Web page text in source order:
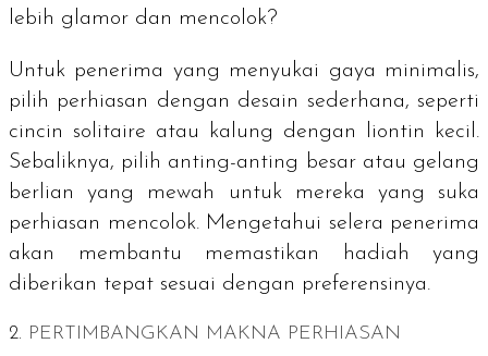
lebih glamor dan mencolok?
Untuk penerima yang menyukai gaya minimalis,
pilih perhiasan dengan desain sederhana, seperti
cincin solitaire atau kalung dengan liontin kecil.
Sebaliknya, pilih anting-anting besar atau gelang
berlian yang mewah untuk mereka yang suka
perhiasan mencolok. Mengetahui selera penerima
akan membantu memastikan hadiah yang
diberikan tepat sesuai dengan preferensinya.
2. PERTIMBANGKAN MAKNA PERHIASAN